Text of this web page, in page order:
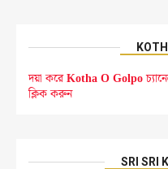
দয়া করেKotha O Golpo
ক্লিক করুন
SRI SRI